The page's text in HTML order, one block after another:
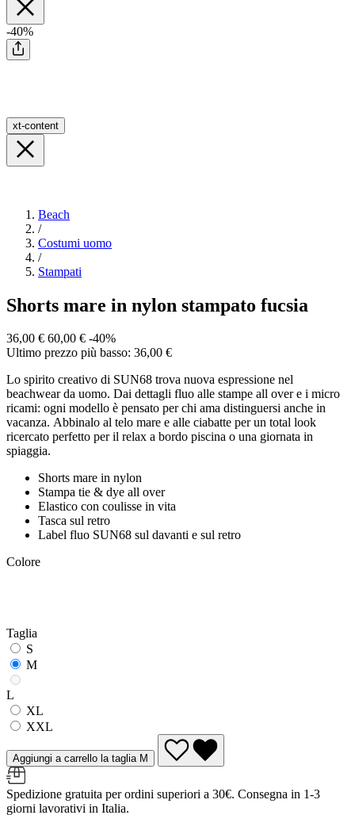
-40%
xt-content
Beach
/
Costumi uomo
/
Stampati
Shorts mare in nylon stampato fucsia
36,00 € 60,00 € -40%
Ultimo prezzo più basso: 36,00 €
Lo spirito creativo di SUN68 trova nuova espressione nel
beachwear da uomo. Dai dettagli fluo alle stampe all over e i micro
ricami: ogni modello è pensato per chi ama distinguersi anche in
vacanza. Abbinalo al telo mare e alle ciabatte per un total look
ricercato perfetto per il relax a bordo piscina o una giornata in
spiaggia.
Shorts mare in nylon
Stampa tie & dye all over
Elastico con coulisse in vita
Tasca sul retro
Label fluo SUN68 sul davanti e sul retro
Colore
Taglia
S
M
L
XL
XXL
Aggiungi a carrello la taglia M
Spedizione gratuita per ordini superiori a 30€. Consegna in 1-3
giorni lavorativi in Italia.